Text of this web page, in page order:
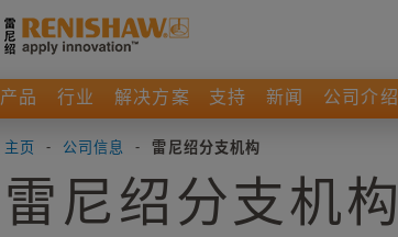
产品 行业 解决方案 支持 新闻 公司介绍
主页 - 公司信息 - 雷尼绍分支机构
雷尼绍分支机构